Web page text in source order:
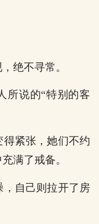
绝不寻常。
所说的“特别的客
紧张，她们不约
满了戒备。
，自己则拉开了房